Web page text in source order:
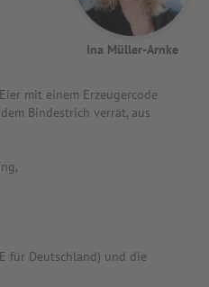
Ina Müller-Arnke
mit einem Erzeugercode
Bindestrich verrät, aus
für Deutschland) und die